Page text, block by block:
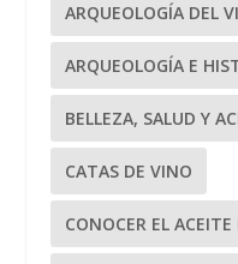
ARQUEOLOGÍA DEL
ARQUEOLOGÍA E
BELLEZA, SALUD Y
CATAS DE VINO
CONOCER EL